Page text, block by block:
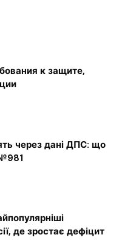
к защите,
через дані ДПС: що
де зростає дефіцит